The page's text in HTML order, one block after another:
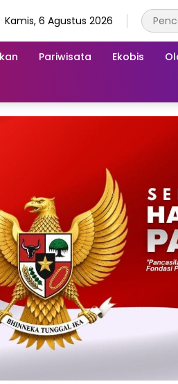
Kamis, 6 Agustus 2026
Pariwisata Ekobis